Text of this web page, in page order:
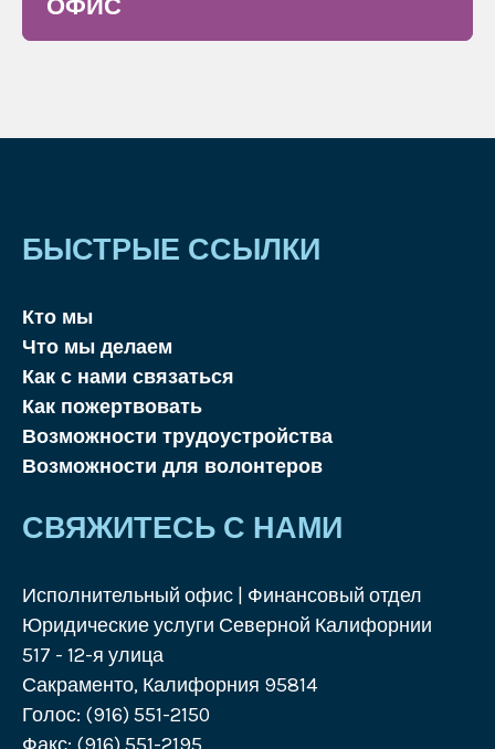
ОФИС
БЫСТРЫЕ ССЫЛКИ
Кто мы
Что мы делаем
Как с нами связаться
Как пожертвовать
Возможности трудоустройства
Возможности для волонтеров
СВЯЖИТЕСЬ С НАМИ
Исполнительный офис | Финансовый отдел
Юридические услуги Северной Калифорнии
517 - 12-я улица
Сакраменто, Калифорния 95814
Голос: (916) 551-2150